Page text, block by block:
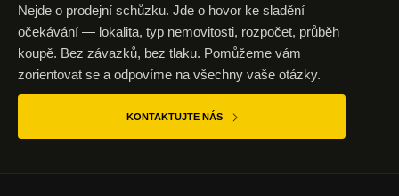
Nejde o prodejní schůzku. Jde o hovor ke sladění
očekávání — lokalita, typ nemovitosti, rozpočet, průběh
koupě. Bez závazků, bez tlaku. Pomůžeme vám
zorientovat se a odpovíme na všechny vaše otázky.
KONTAKTUJTE NÁS